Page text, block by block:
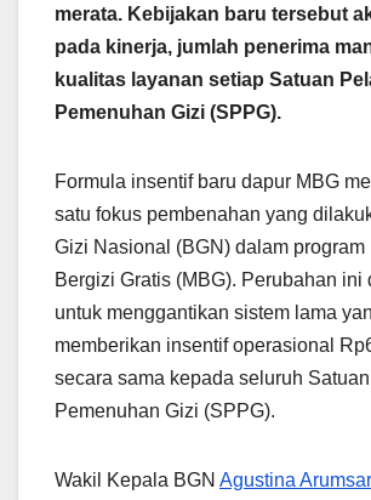
merata. Kebijakan baru tersebut
pada kinerja, jumlah penerima
kualitas layanan setiap Satuan
Pemenuhan Gizi (SPPG).
Formula insentif baru dapur MBG
satu fokus pembenahan yang
Gizi Nasional (BGN) dalam program
Bergizi Gratis (MBG). Perubahan ini
untuk menggantikan sistem lama
memberikan insentif operasional
secara sama kepada seluruh
Pemenuhan Gizi (SPPG).
Wakil Kepala BGN Agustina